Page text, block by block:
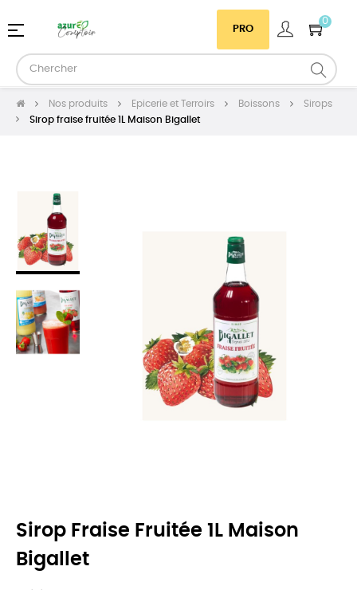
PRO
0
Basculer
navigation
☰
Nos produits Epicerie et Terroirs Boissons
Sirops
Sirop fraise fruitée 1L Maison Bigallet
Sirop Fraise Fruitée 1L Maison
Bigallet